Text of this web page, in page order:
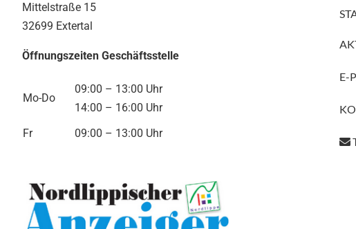
Mittelstraße 15
32699 Extertal
Öffnungszeiten Geschäftsstelle
Mo-Do
09:00 – 13:00 Uhr
14:00 – 16:00 Uhr
Fr
09:00 – 13:00 Uhr
E-